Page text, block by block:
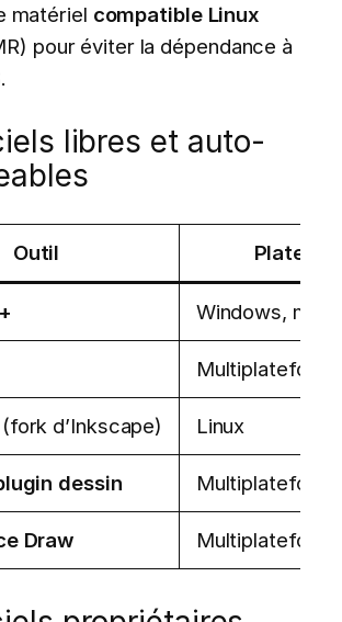
matériel compatible Linux
pour éviter la dépendance à
libres et auto-
Outil
Windows,
d’Inkscape) Linux
dessin
Draw